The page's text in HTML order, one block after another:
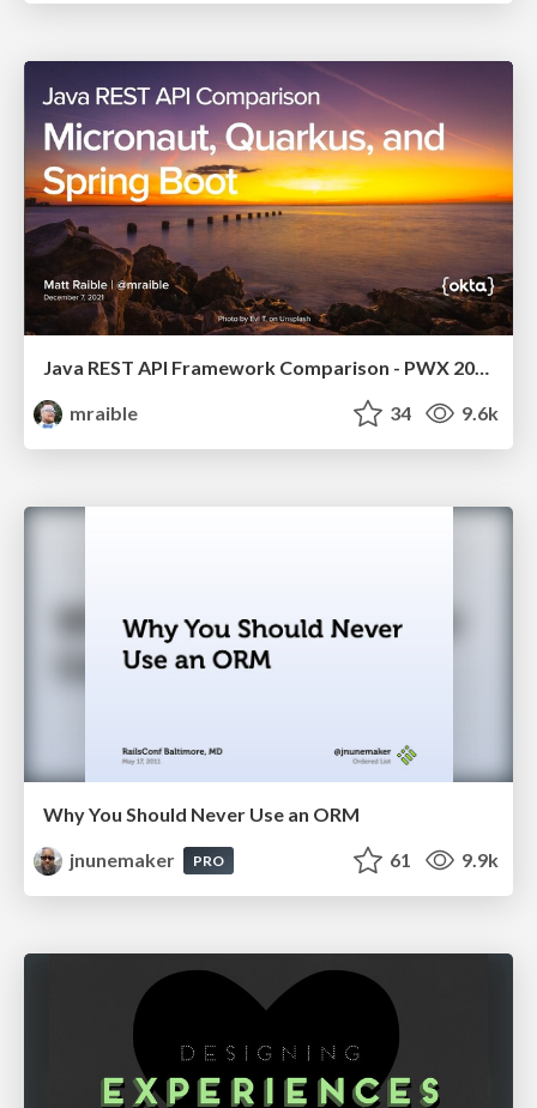
Java REST API Framework Comparison - PWX 2021
mraible
34 9.6k
Why You Should Never Use an ORM
jnunemaker
PRO 61 9.9k